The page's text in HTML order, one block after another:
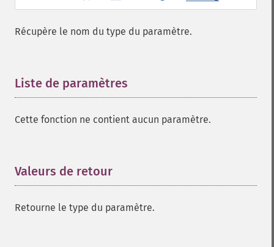
Récupère le nom du type du paramètre.
Liste de paramètres
Cette fonction ne contient aucun paramètre.
Valeurs de retour
Retourne le type du paramètre.